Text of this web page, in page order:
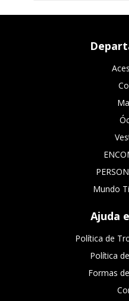
Mundo
Ajuda
Política de
Política
Formas